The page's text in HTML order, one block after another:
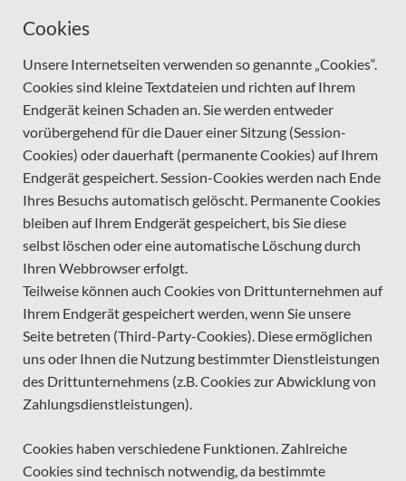
Cookies
Unsere Internetseiten verwenden so genannte „Cookies“.
Cookies sind kleine Textdateien und richten auf Ihrem
Endgerät keinen Schaden an. Sie werden entweder
vorübergehend für die Dauer einer Sitzung (Session-
Cookies) oder dauerhaft (permanente Cookies) auf Ihrem
Endgerät gespeichert. Session-Cookies werden nach Ende
Ihres Besuchs automatisch gelöscht. Permanente Cookies
bleiben auf Ihrem Endgerät gespeichert, bis Sie diese
selbst löschen oder eine automatische Löschung durch
Ihren Webbrowser erfolgt.
Teilweise können auch Cookies von Drittunternehmen auf
Ihrem Endgerät gespeichert werden, wenn Sie unsere
Seite betreten (Third-Party-Cookies). Diese ermöglichen
uns oder Ihnen die Nutzung bestimmter Dienstleistungen
des Drittunternehmens (z.B. Cookies zur Abwicklung von
Zahlungsdienstleistungen).
Cookies haben verschiedene Funktionen. Zahlreiche
Cookies sind technisch notwendig, da bestimmte